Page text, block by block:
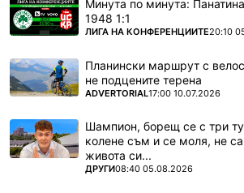
Минута по минута:
1948 1:1
ПОВЕЧЕ ОТ
ЛИГА НА КОНФЕРЕНЦИИТЕ20:10
Планински маршрут с
не подцените терена
ПОВЕЧЕ ОТ
ADVERTORIAL17:00 10.07.2026
Шампион, борещ се с три
колене съм и се моля, не
живота си...
ПОВЕЧЕ ОТ
ДРУГИ08:40 05.08.2026